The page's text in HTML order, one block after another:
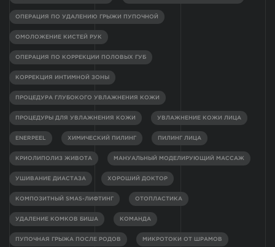
ОПЕРАЦИЯ ПО УДАЛЕНИЮ ГРЫЖИ ПУПОЧНОЙ
ОМОЛОЖЕНИЕ КИСТЕЙ РУК
ОПЕРАЦИЯ ПО КОРРЕКЦИИ ПОЛОВЫХ ГУБ
КОРРЕКЦИЯ ИНТИМНОЙ ЗОНЫ
ПРОЦЕДУРА ГЛУБОКОГО УВЛАЖНЕНИЯ КОЖИ
ПРОЦЕДУРЫ ДЛЯ УВЛАЖНЕНИЯ КОЖИ УВЛАЖНЕНИЕ КОЖИ ЛИЦА
ENERPEEL ХИМИЧЕСКИЙ ПИЛИНГ ПИЛИНГ ЛИЦА
КРИОЛИПОЛИЗ ЖИВОТА МАНУАЛЬНЫЙ МОДЕЛИРУЮЩИЙ МАССАЖ
УШИВАНИЕ ДИАСТАЗА ХОРОШИЙ ДОКТОР
КОМПОЗИТНЫЙ SMAS-ЛИФТИНГ ОТОПЛАСТИКА
УДАЛЕНИЕ КОМКОВ БИША КОМАНДА
ПУПОЧНАЯ ГРЫЖА ПОСЛЕ РОДОВ МИКРОТОКИ ОТ ШРАМОВ